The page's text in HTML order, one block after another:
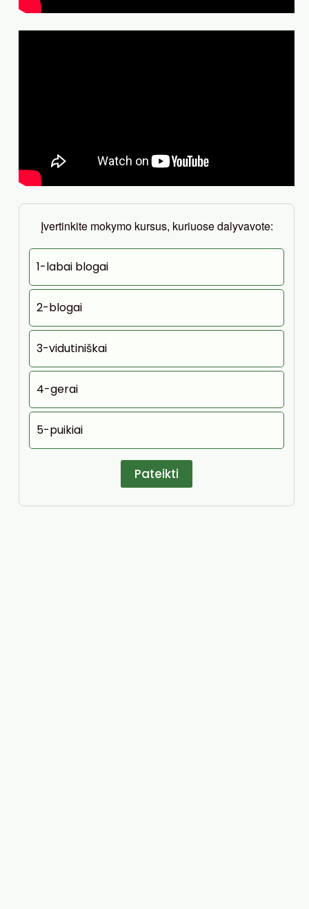
Įvertinkite mokymo kursus, kuriuose dalyvavote:
1-labai blogai
2-blogai
3-vidutiniškai
4-gerai
5-puikiai